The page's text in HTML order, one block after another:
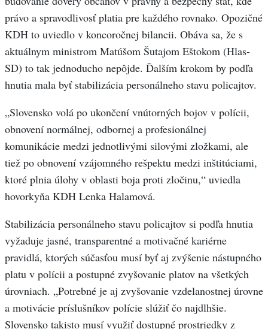
právo a spravodlivosť platia pre každého rovnako. Opozičné
KDH to uviedlo v koncoročnej bilancii. Obáva sa, že s
aktuálnym ministrom Matúšom Šutajom Eštokom (Hlas-
SD) to tak jednoducho nepôjde. Ďalším krokom by podľa
hnutia mala byť stabilizácia personálneho stavu policajtov.
„Slovensko volá po ukončení vnútorných bojov v polícii,
obnovení normálnej, odbornej a profesionálnej
komunikácie medzi jednotlivými silovými zložkami, ale
tiež po obnovení vzájomného rešpektu medzi inštitúciami,
ktoré plnia úlohy v oblasti boja proti zločinu,“ uviedla
hovorkyňa KDH Lenka Halamová.
Stabilizácia personálneho stavu policajtov si podľa hnutia
vyžaduje jasné, transparentné a motivačné kariérne
pravidlá, ktorých súčasťou musí byť aj zvýšenie nástupného
platu v polícii a postupné zvyšovanie platov na všetkých
úrovniach. „Potrebné je aj zvyšovanie vzdelanostnej úrovne
a motivácie príslušníkov polície slúžiť čo najdlhšie.
Slovensko takisto musí využiť dostupné prostriedky z